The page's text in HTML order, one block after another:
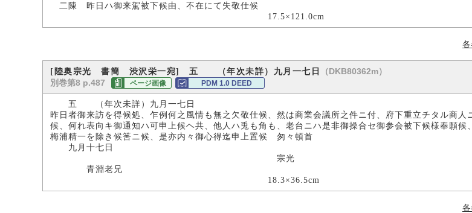
二陳 昨日ハ御来駕被下候由、不在にて失敬仕候
17.5×121.0cm
[陸奥宗光 書簡 渋沢栄一宛] 五 （年次未詳）九月一七日
（DKB80362m）
別巻第8 p.487
ページ画像 PDM 1.0 DEED
五 （年次未詳）九月一七日
昨日者御来訪を得候処、乍例何之風情も無之欠敬仕候、然は商業会議所之件ニ付、府下重立チタル商
候、何れ表向キ御通知ハ可申上候ヘ共、他人ハ兎も角も、老台ニハ是非御操合セ御参会被下候様奉願
梅浦精一を除き候筈ニ候、是亦内々御心得迄申上置候 匆々頓首
九月十七日
宗光
青淵老兄
18.3×36.5cm